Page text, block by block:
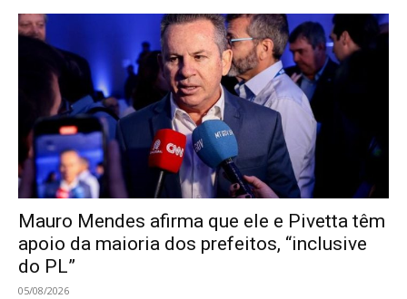
Mauro Mendes afirma que ele e Pivetta têm
apoio da maioria dos prefeitos, “inclusive
do PL”
05/08/2026